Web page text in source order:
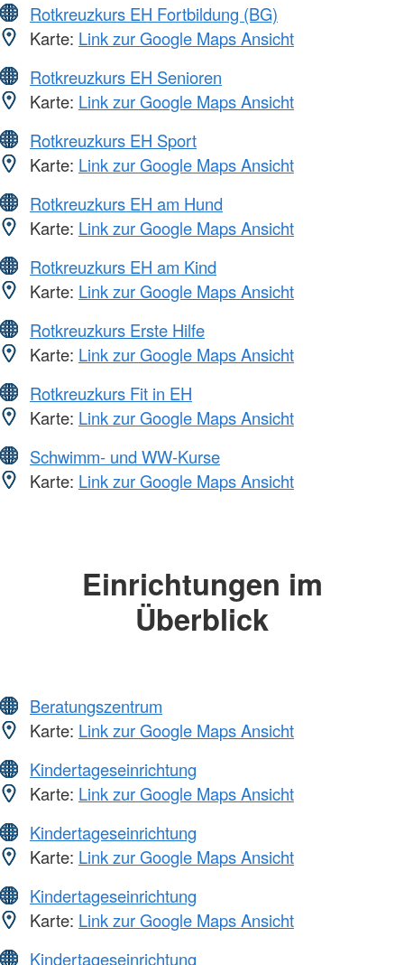
Rotkreuzkurs EH Fortbildung (BG)
Karte: Link zur Google Maps Ansicht
Rotkreuzkurs EH Senioren
Karte: Link zur Google Maps Ansicht
Rotkreuzkurs EH Sport
Karte: Link zur Google Maps Ansicht
Rotkreuzkurs EH am Hund
Karte: Link zur Google Maps Ansicht
Rotkreuzkurs EH am Kind
Karte: Link zur Google Maps Ansicht
Rotkreuzkurs Erste Hilfe
Karte: Link zur Google Maps Ansicht
Rotkreuzkurs Fit in EH
Karte: Link zur Google Maps Ansicht
Schwimm- und WW-Kurse
Karte: Link zur Google Maps Ansicht
Einrichtungen im
Überblick
Beratungszentrum
Karte: Link zur Google Maps Ansicht
Kindertageseinrichtung
Karte: Link zur Google Maps Ansicht
Kindertageseinrichtung
Karte: Link zur Google Maps Ansicht
Kindertageseinrichtung
Karte: Link zur Google Maps Ansicht
Kindertageseinrichtung